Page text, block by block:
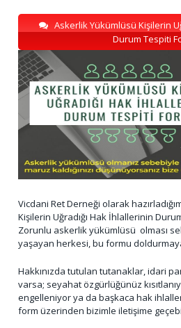
Askerlik Yükümlüsü Kişilerin
Durum Tespiti
Vicdani Ret Derneği olarak
Kişilerin Uğradığı Hak İhlallerinin
Zorunlu askerlik yükümlüsü olması
yaşayan herkesi, bu formu
Hakkınızda tutulan tutanaklar, idari
varsa; seyahat özgürlüğünüz
engelleniyor ya da başkaca hak
form üzerinden bizimle iletişime